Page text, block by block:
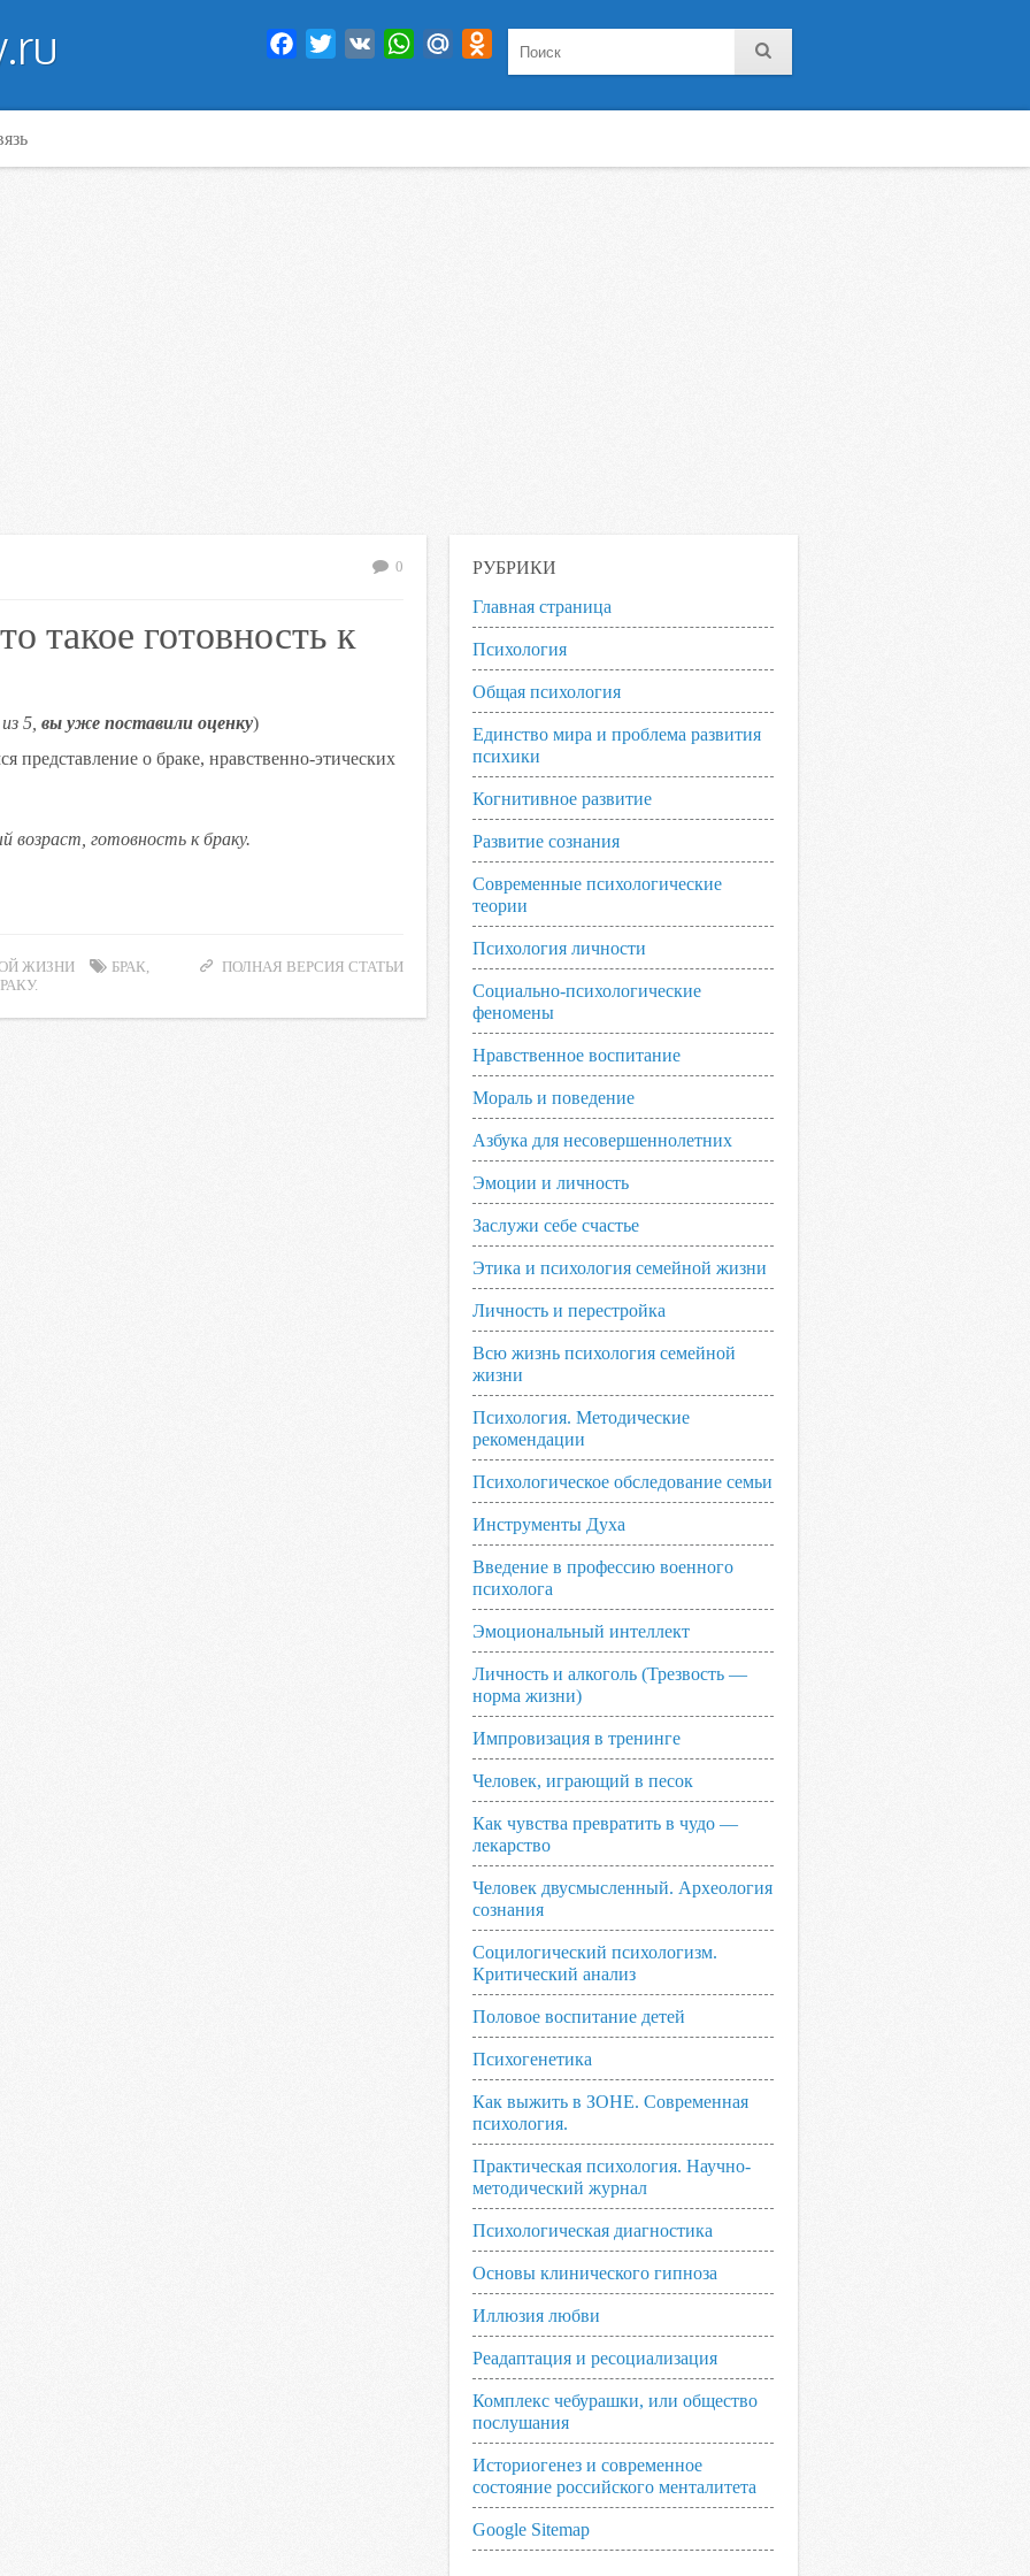
Facebook
Twitter VK WhatsAppMail.RuOdnoklassniki
0
такое готовность к
из 5, вы уже поставили оценку)
представление о браке, нравственно-этических
возраст, готовность к браку.
ПОЛНАЯ ВЕРСИЯ СТАТЬИ
ЖИЗНИ БРАК,
РУБРИКИ
Главная страница
Психология
Общая психология
Единство мира и проблема развития
психики
Когнитивное развитие
Развитие сознания
Современные психологические
теории
Психология личности
Социально-психологические
феномены
Нравственное воспитание
Мораль и поведение
Азбука для несовершеннолетних
Эмоции и личность
Заслужи себе счастье
Этика и психология семейной жизни
Личность и перестройка
Всю жизнь психология семейной
жизни
Психология. Методические
рекомендации
Психологическое обследование семьи
Инструменты Духа
Введение в профессию военного
психолога
Эмоциональный интеллект
Личность и алкоголь (Трезвость —
норма жизни)
Импровизация в тренинге
Человек, играющий в песок
Как чувства превратить в чудо —
лекарство
Человек двусмысленный. Археология
сознания
Социлогический психологизм.
Критический анализ
Половое воспитание детей
Психогенетика
Как выжить в ЗОНЕ. Современная
психология.
Практическая психология. Научно-
методический журнал
Психологическая диагностика
Основы клинического гипноза
Иллюзия любви
Реадаптация и ресоциализация
Комплекс чебурашки, или общество
послушания
Историогенез и современное
состояние российского менталитета
Google Sitemap